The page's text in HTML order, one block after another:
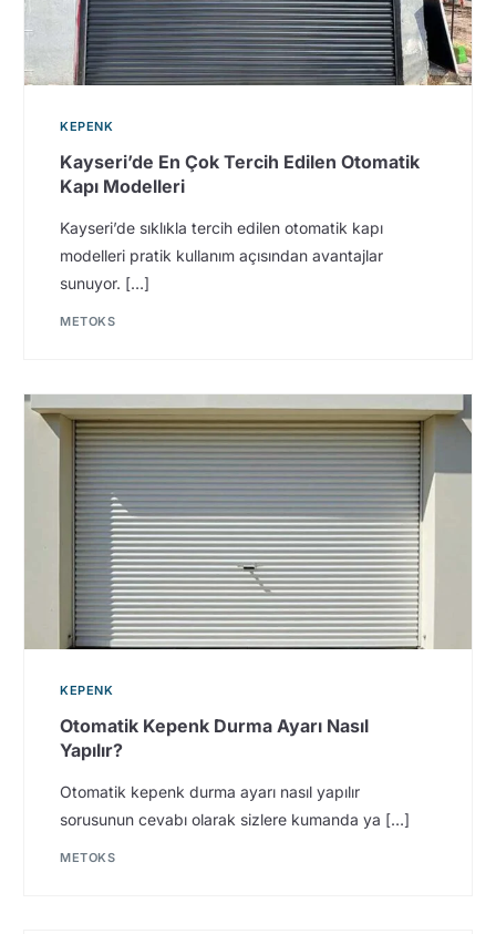
KEPENK
Kayseri’de En Çok Tercih Edilen Otomatik
Kapı Modelleri
Kayseri’de sıklıkla tercih edilen otomatik kapı
modelleri pratik kullanım açısından avantajlar
sunuyor. […]
METOKS
KEPENK
Otomatik Kepenk Durma Ayarı Nasıl
Yapılır?
Otomatik kepenk durma ayarı nasıl yapılır
sorusunun cevabı olarak sizlere kumanda ya […]
METOKS